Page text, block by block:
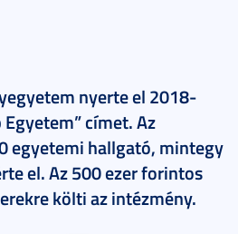
nyerte el 2018-
címet. Az
egyetemi hallgató, mintegy
el. Az 500 ezer forintos
költi az intézmény.